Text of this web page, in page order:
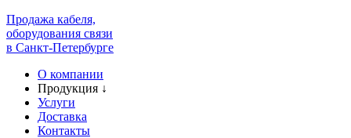
Продажа кабеля,
оборудования связи
в Санкт-Петербурге
О компании
Продукция ↓
Услуги
Доставка
Контакты